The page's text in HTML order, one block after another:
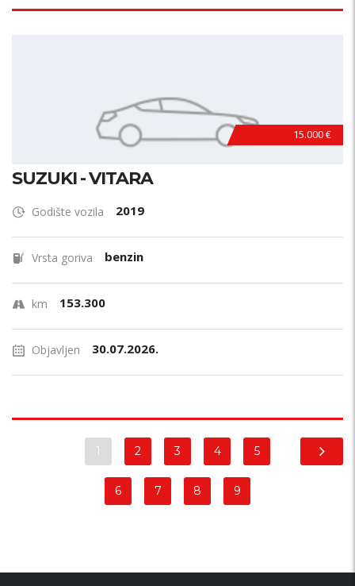
15.000 €
SUZUKI - VITARA
Godište vozila 2019
Vrsta goriva benzin
km 153.300
Objavljen 30.07.2026.
1 2 3 4 5
6 7 8 9